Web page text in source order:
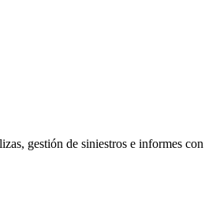
gestión de siniestros e informes